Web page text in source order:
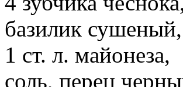
базилик сушеный,
1 ст. л. майонеза,
соль, перец